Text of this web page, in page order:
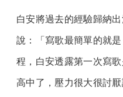
白安將過去的經驗歸納
說：「寫歌最簡單的就
程，白安透露第一次寫
高中了，壓力很大很討